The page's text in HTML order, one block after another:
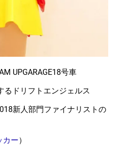
UPGARAGE18号車
るドリフトエンジェルス
新人部門ファイナリストの
カー）